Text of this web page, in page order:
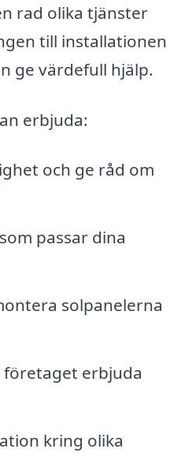
rad olika tjänster
till installationen
ge värdefull hjälp.
erbjuda:
och ge råd om
passar dina
solpanelerna
företaget erbjuda
kring olika